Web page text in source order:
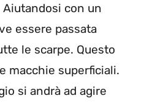
con un
essere passata
le scarpe. Questo
macchie superficiali.
si andrà ad agire